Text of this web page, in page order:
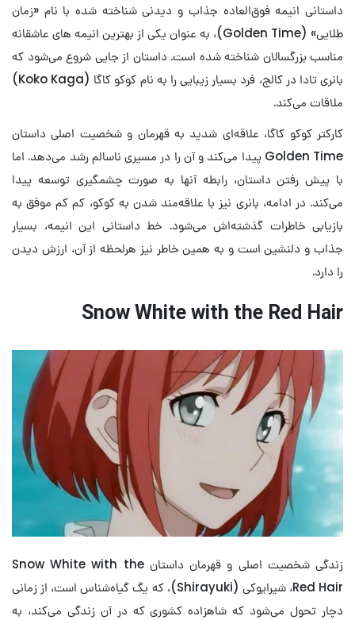
داستانی انیمه فوق‌العاده جذاب و دیدنی شناخته شده با نام «زمان
طلایی» (Golden Time)، به عنوان یکی از بهترین انیمه های عاشقانه
مناسب بزرگسالان شناخته شده است. داستان از جایی شروع می‌شود که
بانری تادا در کالج، فرد بسیار زیبایی را به نام کوکو کاگا (Koko Kaga)
ملاقات می‌کند.
کارکتر کوکو کاگا، علاقه‌ای شدید به قهرمان و شخصیت اصلی داستان
Golden Time پیدا می‌کند و آن را در مسیری ناسالم رشد می‌دهد. اما
با پیش رفتن داستان، رابطه آنها به صورت چشمگیری توسعه پیدا
می‌کند. در ادامه، بانری نیز با علاقه‌مند شدن به کوکو، کم کم موفق به
بازیابی خاطرات گذشته‌اش می‌شود. خط داستانی این انیمه، بسیار
جذاب و دلنشین است و به همین خاطر نیز هرلحظه از آن، ارزش دیدن
را دارد.
Snow White with the Red Hair
زندگی شخصیت اصلی و قهرمان داستان Snow White with the
Red Hair، شیرایوکی (Shirayuki)، که یگ گیاه‌شناس است، از زمانی
دچار تحول می‌شود که شاهزاده کشوری که در آن زندگی می‌کند، به